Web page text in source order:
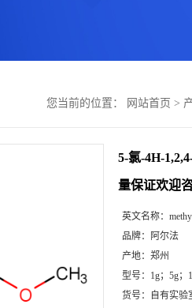
您当前的位置： 网站首页 >
5-氯-4H-
量保证欢迎咨
英文名称：
品牌： 阿尔法
产地： 郑州
型号： 1g；5g；
货号：
自有实验